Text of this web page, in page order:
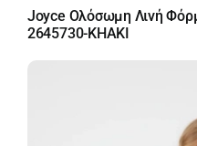
Joyce Ολόσωμη Λινή
2645730-KHAKI